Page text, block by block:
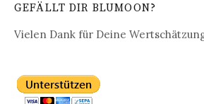
GEFÄLLT DIR BLUMOON?
Vielen Dank für Deine